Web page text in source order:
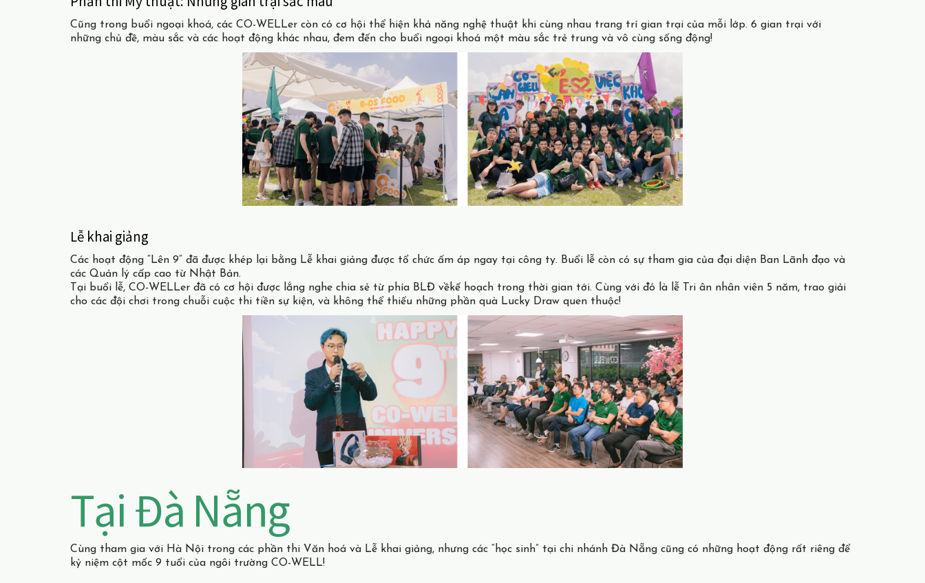
Cũng trong buổi ngoại khoá, các CO-WELLer còn có cơ hội thể hiện khả năng nghệ thuật khi cùng nhau trang trí gian trại của mỗi lớp. 6 gian trại với
những chủ đề, màu sắc và các hoạt động khác nhau, đem đến cho buổi ngoại khoá một màu sắc trẻ trung và vô cùng sống động!
Lễ khai giảng
Các hoạt động “Lên 9” đã được khép lại bằng Lễ khai giảng được tổ chức ấm áp ngay tại công ty. Buổi lễ còn có sự tham gia của đại diện Ban Lãnh đạo và
các Quản lý cấp cao từ Nhật Bản.
Tại buổi lễ, CO-WELLer đã có cơ hội được lắng nghe chia sẻ từ phía BLĐ vềkế hoạch trong thời gian tới. Cùng với đó là lễ Tri ân nhân viên 5 năm, trao giải
cho các đội chơi trong chuỗi cuộc thi tiền sự kiện, và không thể thiếu những phần quà Lucky Draw quen thuộc!
Tại Đà Nẵng
Cùng tham gia với Hà Nội trong các phần thi Văn hoá và Lễ khai giảng, nhưng các “học sinh” tại chi nhánh Đà Nẵng cũng có những hoạt động rất riêng để
kỷ niệm cột mốc 9 tuổi của ngôi trường CO-WELL!